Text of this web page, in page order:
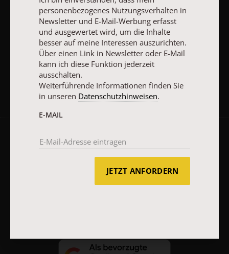
JETZT ANMELDEN
AGB und Widerrufsbelehrung Datenschutz
Impressum
personenbezogenes Nutzungsverhalten in
Newsletter und E-Mail-Werbung erfasst
und ausgewertet wird, um die Inhalte
besser auf meine Interessen auszurichten.
Über einen Link in Newsletter oder E-Mail
kann ich diese Funktion jederzeit
ausschalten.
Weiterführende Informationen finden Sie
in unseren Datenschutzhinweisen.
E-MAIL
JETZT ANFORDERN